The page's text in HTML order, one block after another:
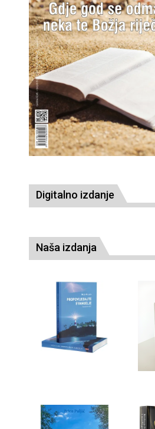
Digitalno izdanje
Naša izdanja